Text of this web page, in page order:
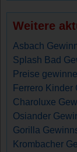
Weitere
Asbach
Splash Bad
Preise
Ferrero
Charoluxe
Osiander
Gorilla
Krombacher